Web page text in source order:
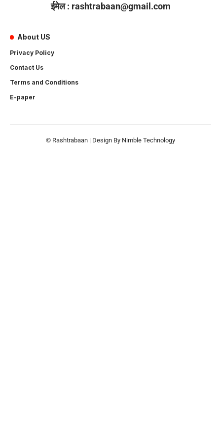
ईमेल : rashtrabaan@gmail.com
About US
Privacy Policy
Contact Us
Terms and Conditions
E-paper
© Rashtrabaan | Design By Nimble Technology